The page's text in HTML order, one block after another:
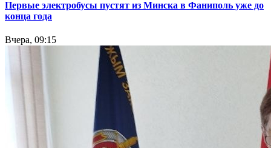
Первые электробусы пустят из Минска в Фаниполь уже до
конца года
Вчера, 09:15